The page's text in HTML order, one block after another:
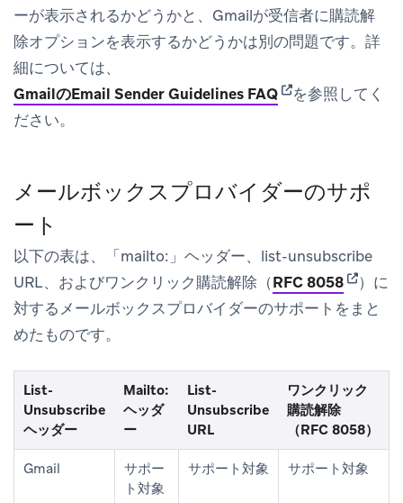
ーが表示されるかどうかと、Gmailが受信者に購読解
除オプションを表示するかどうかは別の問題です。詳
細については、
GmailのEmail Sender Guidelines FAQ(opens in new
を参照してく
ださい。
メールボックスプロバイダーのサポ
ート
以下の表は、「mailto:」ヘッダー、list-unsubscribe
URL、およびワンクリック購読解除（RFC 8058(opens
）に
対するメールボックスプロバイダーのサポートをまと
めたものです。
List-
Unsubscribe
ヘッダー
Mailto:
ヘッダ
ー
List-
Unsubscribe
URL
ワンクリック
購読解除
（RFC 8058）
Gmail
サポー
ト対象
サポート対象 サポート対象